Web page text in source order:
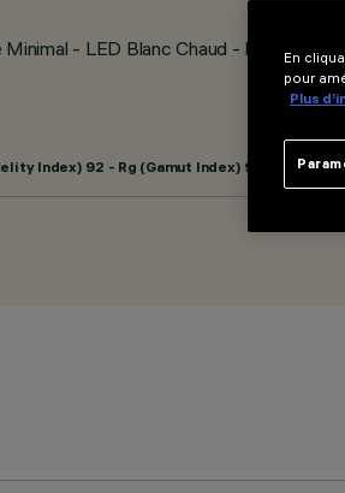
- LED Blanc Chaud - Medium
Index) 92 - Rg (Gamut Index) 99
En
pour
Plus